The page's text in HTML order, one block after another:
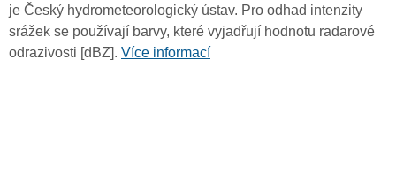
je Český hydrometeorologický ústav. Pro odhad intenzity
srážek se používají barvy, které vyjadřují hodnotu radarové
odrazivosti [dBZ]. Více informací